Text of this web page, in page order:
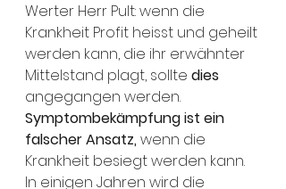
Werter Herr Pult: wenn die
Krankheit Profit heisst und geheilt
werden kann, die ihr erwähnter
Mittelstand plagt, sollte dies
angegangen werden.
Symptombekämpfung ist ein
falscher Ansatz, wenn die
Krankheit besiegt werden kann.
In einigen Jahren wird die